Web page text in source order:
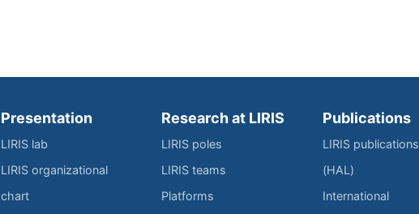
Presentation
LIRIS lab
LIRIS organizational
chart
Research at LIRIS
LIRIS poles
LIRIS teams
Platforms
Publications
LIRIS publications
(HAL)
International